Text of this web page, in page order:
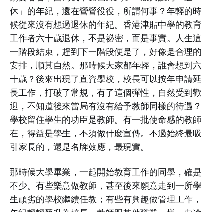
休」的年紀，還在營營役役，所謂何事？年輕的時
候從來沒有想過退休的年紀。香港津貼中學的教育
工作者六十歲退休，不是祕密，而是事實。人生這
一階段結束，趕到下一階段便是了，好像是合理的
安排，順其自然。那時候大家都年輕，誰會想到六
十歲？後來出現了直資學校，校長可以按年申請延
長工作，打破了常規，有了這個彈性，自然受到歡
迎，不知道後來當局有沒有給予教師同樣的待遇？
學校留住學生的功臣是教師。有一批使命感的教師
在，得益是學生，不須做什麼宣傳。不過始終最吸
引家長的，還是名牌效應，最現實。
那時候大學畢業，一起開始教育工作的同學，確是
不少。有些樂意做教師，甚至後來願意走到一所學
生頑劣的學校繼續任教；有些有興趣做管理工作，